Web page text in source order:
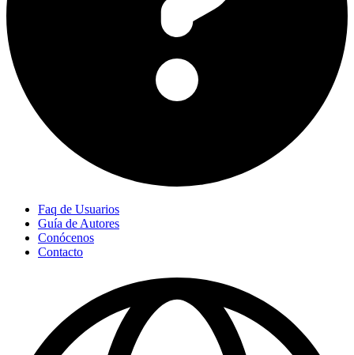
Faq de Usuarios
Guía de Autores
Conócenos
Contacto